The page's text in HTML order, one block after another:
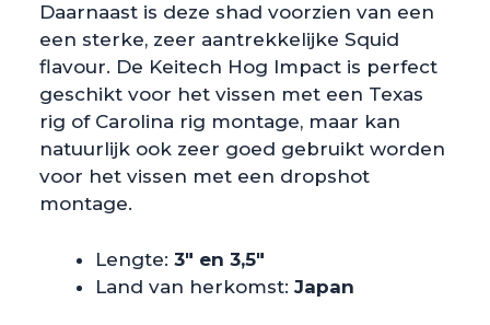
Daarnaast is deze shad voorzien van een
een sterke, zeer aantrekkelijke Squid
flavour. De Keitech Hog Impact is perfect
geschikt voor het vissen met een Texas
rig of Carolina rig montage, maar kan
natuurlijk ook zeer goed gebruikt worden
voor het vissen met een dropshot
montage.
Lengte: 3″ en 3,5″
Land van herkomst: Japan